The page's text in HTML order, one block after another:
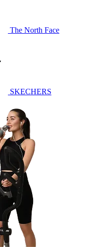
The North Face
SKECHERS